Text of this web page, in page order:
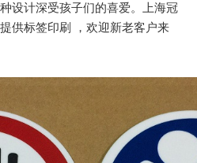
设计深受孩子们的喜爱。上海冠
供标签印刷 ，欢迎新老客户来